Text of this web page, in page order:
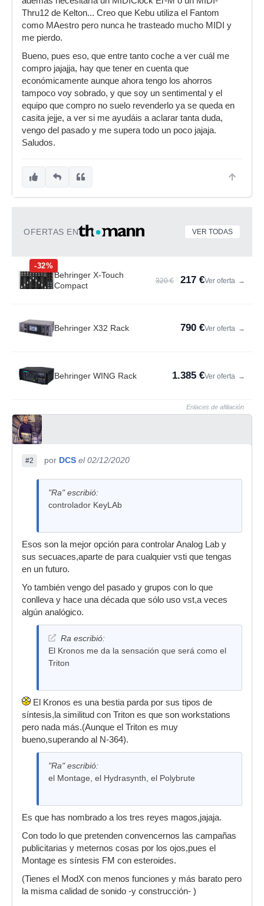
Thru12 de Kelton... Creo que Kebu utiliza el Fantom
como MAestro pero nunca he trasteado mucho MIDI y
me pierdo.
Bueno, pues eso, que entre tanto coche a ver cuál me
compro jajajja, hay que tener en cuenta que
económicamente aunque ahora tengo los ahorros
tampoco voy sobrado, y que soy un sentimental y el
equipo que compro no suelo revenderlo ya se queda en
casita jejje, a ver si me ayudáis a aclarar tanta duda,
vengo del pasado y me supera todo un poco jajaja.
Saludos.
OFERTAS EN VER TODAS
-32%
Behringer X-Touch
Compact
320 € 217 €Ver oferta →
Behringer X32 Rack 790 €Ver oferta →
Behringer WING Rack 1.385 €Ver oferta →
Enlaces de afiliación
#2 por DCS el 02/12/2020
"Ra" escribió:
controlador KeyLAb
Esos son la mejor opción para controlar Analog Lab y
sus secuaces,aparte de para cualquier vsti que tengas
en un futuro.
Yo también vengo del pasado y grupos con lo que
conlleva y hace una década que sólo uso vst,a veces
algún analógico.
Ra escribió:
El Kronos me da la sensación que será como el
Triton
El Kronos es una bestia parda por sus tipos de
síntesis,la similitud con Triton es que son workstations
pero nada más.(Aunque el Triton es muy
bueno,superando al N-364).
"Ra" escribió:
el Montage, el Hydrasynth, el Polybrute
Es que has nombrado a los tres reyes magos,jajaja.
Con todo lo que pretenden convencernos las campañas
publicitarias y meternos cosas por los ojos,pues el
Montage es síntesis FM con esteroides.
(Tienes el ModX con menos funciones y más barato pero
la misma calidad de sonido -y construcción- )